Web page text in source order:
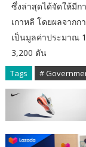
ซึ่งล่าสุดได้จัดให้มีก
เกาหลี โดยผลจากก
เป็นมูลค่าประมาณ
3,200 ตัน
Tags #